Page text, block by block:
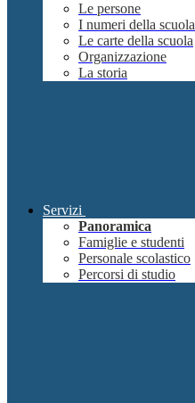
Le persone
I numeri della scuola
Le carte della scuola
Organizzazione
La storia
Servizi
Panoramica
Famiglie e studenti
Personale scolastico
Percorsi di studio